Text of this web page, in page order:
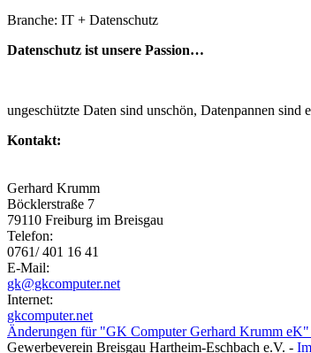
Branche: IT + Datenschutz
Datenschutz ist unsere Passion…
ungeschützte Daten sind unschön, Datenpannen sind
Kontakt:
Gerhard Krumm
Böcklerstraße 7
79110 Freiburg im Breisgau
Telefon:
0761/ 401 16 41
E-Mail:
gk@gkcomputer.net
Internet:
gkcomputer.net
Änderungen für "GK Computer Gerhard Krumm eK"
Gewerbeverein Breisgau Hartheim-Eschbach e.V. -